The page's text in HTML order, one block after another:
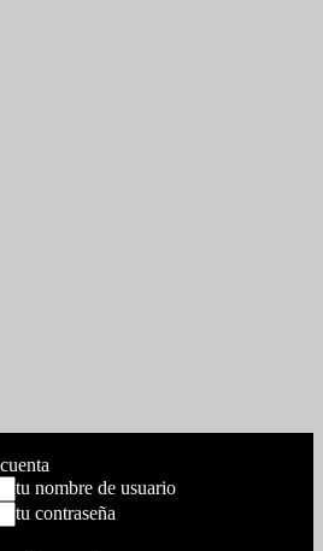
tu nombre de usuario
tu contraseña